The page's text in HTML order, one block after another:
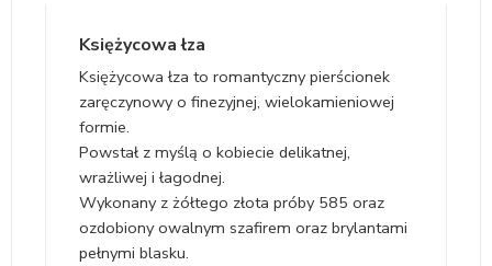
Księżycowa łza
Księżycowa łza to romantyczny pierścionek
zaręczynowy o finezyjnej, wielokamieniowej
formie.
Powstał z myślą o kobiecie delikatnej,
wrażliwej i łagodnej.
Wykonany z żółtego złota próby 585 oraz
ozdobiony owalnym szafirem oraz brylantami
pełnymi blasku.